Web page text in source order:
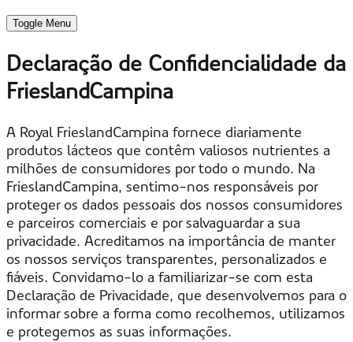
Toggle Menu
Declaração de Confidencialidade da
FrieslandCampina
A Royal FrieslandCampina fornece diariamente
produtos lácteos que contêm valiosos nutrientes a
milhões de consumidores por todo o mundo. Na
FrieslandCampina, sentimo-nos responsáveis por
proteger os dados pessoais dos nossos consumidores
e parceiros comerciais e por salvaguardar a sua
privacidade. Acreditamos na importância de manter
os nossos serviços transparentes, personalizados e
fiáveis. Convidamo-lo a familiarizar-se com esta
Declaração de Privacidade, que desenvolvemos para o
informar sobre a forma como recolhemos, utilizamos
e protegemos as suas informações.